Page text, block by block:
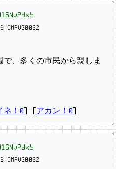
OMPVG0082
、多くの市民から親しま
ネ！0 アカン！0
OMPVG0082